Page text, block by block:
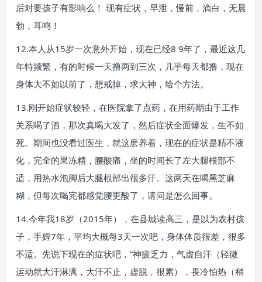
后对要孩子有影响么！ 现有症状，早泄，慢前，滴白，无晨
勃，耳鸣！
12.本人从15岁一次意外开始，现在已经8 9年了，最近这几
年特频繁，有的时候一天撸两到三次，几乎每天都撸，现在
身体大不如以前了，想戒掉，求大神，给个方法。
13.刚开始症状较轻，在医院拿了点药，在用药期由于工作
关系喝了酒，那次真喝大发了，然后症状全面爆发，生不如
死。期间也没看过医生，就这麽养着，现在的症状是精不液
化，完全的果冻精，腰酸痛，坐的时间长了左大腿根部不
适，用热水泡脚后大腿根部出很多汗。这两天在喝黑芝麻
糊，但每次喝完都感觉腰更酸了，请问是怎么回事。
14.今年我18岁（2015年），在县城读高三，是以为农村孩
子，手婬7年，平均大概每3天一次吧，身体体质很差，很多
不适。先说下现在的症状吧，“神疲乏力，气虚自汗（轻微
运动就大汗淋漓，大汗不止，虚脱，很累），畏冷怕热（稍